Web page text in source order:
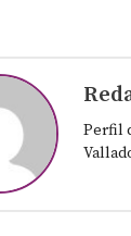
Perfil